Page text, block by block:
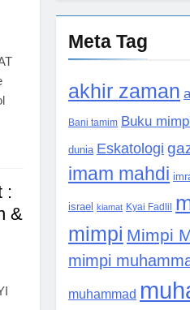
:
&
Meta Tag
akhir zaman
Bani tamim Buku
dunia Eskatologi
imam mahdi
israel kiamat Kyai Fadlil
mimpi Mimpi
mimpi
muhammad